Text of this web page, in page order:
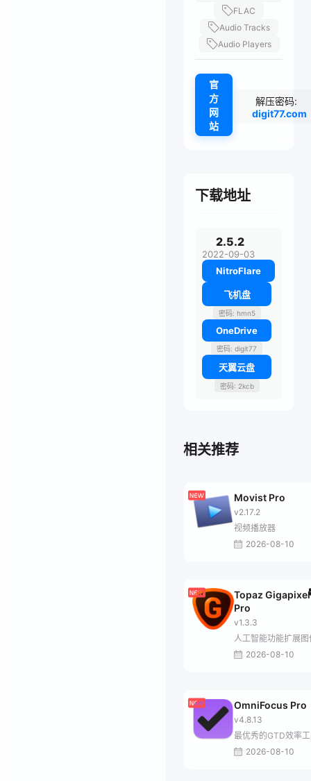
FLAC
Audio Tracks
Audio Players
官
方
网
站
解压密码:
digit77.com
下载地址
2.5.2
2022-09-03
NitroFlare
飞机盘
密码: hmn5
OneDrive
密码: digit77
天翼云盘
密码: 2kcb
相关推荐
Movist Pro
v2.17.2
视频播放器
2026-08-10
Topaz Gigapixel
Pro
v1.3.3
人工智能功能扩展图
2026-08-10
OmniFocus Pro
v4.8.13
最优秀的GTD效率
2026-08-10